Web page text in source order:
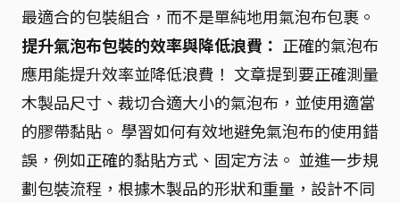
最適合的包裝組合，而不是單純地用氣泡布包裹。
提升氣泡布包裝的效率與降低浪費： 正確的氣泡布
應用能提升效率並降低浪費！ 文章提到要正確測量
木製品尺寸、裁切合適大小的氣泡布，並使用適當
的膠帶黏貼。 學習如何有效地避免氣泡布的使用錯
誤，例如正確的黏貼方式、固定方法。 並進一步規
劃包裝流程，根據木製品的形狀和重量，設計不同